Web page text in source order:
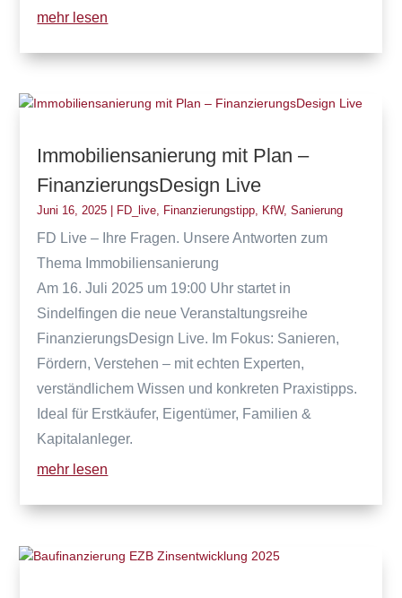
mehr lesen
Immobiliensanierung mit Plan –
FinanzierungsDesign Live
Juni 16, 2025 FD_live, Finanzierungstipp, KfW,Sanierung
FD Live – Ihre Fragen. Unsere Antworten zum
Thema Immobiliensanierung
Am 16. Juli 2025 um 19:00 Uhr startet in
Sindelfingen die neue Veranstaltungsreihe
FinanzierungsDesign Live. Im Fokus: Sanieren,
Fördern, Verstehen – mit echten Experten,
verständlichem Wissen und konkreten Praxistipps.
Ideal für Erstkäufer, Eigentümer, Familien &
Kapitalanleger.
mehr lesen